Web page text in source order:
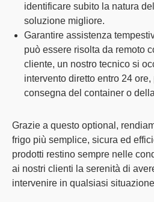
identificare subito la natura
soluzione migliore.
Garantire assistenza
può essere risolta da remoto
cliente, un nostro tecnico si
intervento diretto entro 24
consegna del container o
Grazie a questo optional,
frigo più semplice, sicura ed
prodotti restino sempre nelle
ai nostri clienti la serenità di
intervenire in qualsiasi